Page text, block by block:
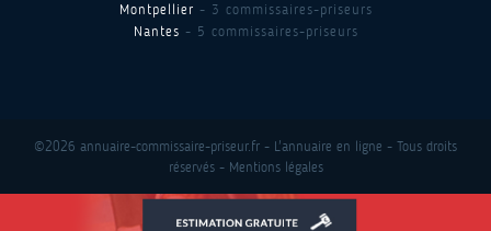
Montpellier - 3 commissaires-priseurs
Nantes - 5 commissaires-priseurs
©2026 annuaire-commissaire-priseur.fr - L'annuaire en ligne - Tous droits
réservés - Mentions légales